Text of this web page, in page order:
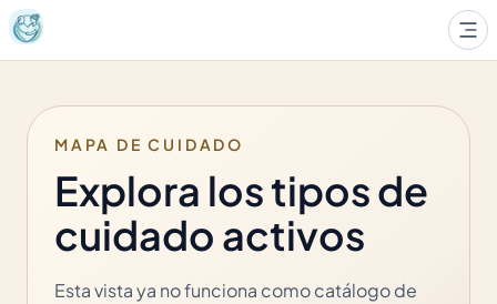
MAPA DE CUIDADO
Explora los tipos de
cuidado activos
Esta vista ya no funciona como catálogo de